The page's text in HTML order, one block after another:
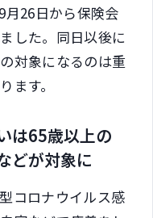
月26日から保険会
した。同日以後に
対象になるのは重
ます。
は65歳以上の
どが対象に
コロナウイルス感